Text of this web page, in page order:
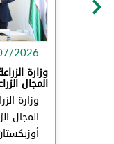
2026
وزارة
المجال
وزارة
المجال